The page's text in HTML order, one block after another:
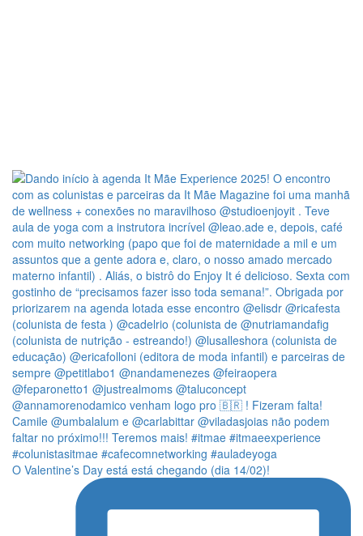
O Valentine’s Day está está chegando (dia 14/02)!